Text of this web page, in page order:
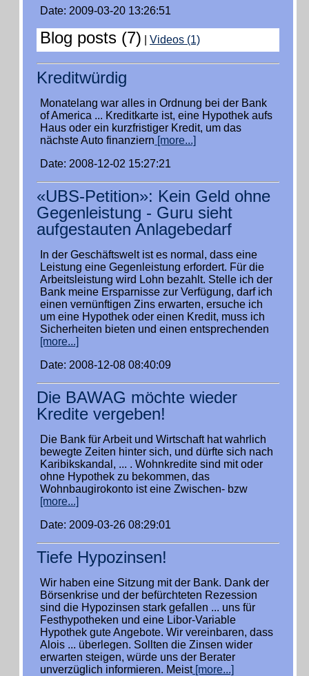
Date: 2009-03-20 13:26:51
Blog posts (7) Videos (1)
Kreditwürdig
Monatelang war alles in Ordnung bei der Bank
of America ... Kreditkarte ist, eine Hypothek aufs
Haus oder ein kurzfristiger Kredit, um das
nächste Auto finanziern [more...]
Date: 2008-12-02 15:27:21
«UBS-Petition»: Kein Geld ohne
Gegenleistung - Guru sieht
aufgestauten Anlagebedarf
In der Geschäftswelt ist es normal, dass eine
Leistung eine Gegenleistung erfordert. Für die
Arbeitsleistung wird Lohn bezahlt. Stelle ich der
Bank meine Ersparnisse zur Verfügung, darf ich
einen vernünftigen Zins erwarten, ersuche ich
um eine Hypothek oder einen Kredit, muss ich
Sicherheiten bieten und einen entsprechenden
[more...]
Date: 2008-12-08 08:40:09
Die BAWAG möchte wieder
Kredite vergeben!
Die Bank für Arbeit und Wirtschaft hat wahrlich
bewegte Zeiten hinter sich, und dürfte sich nach
Karibikskandal, ... . Wohnkredite sind mit oder
ohne Hypothek zu bekommen, das
Wohnbaugirokonto ist eine Zwischen- bzw
[more...]
Date: 2009-03-26 08:29:01
Tiefe Hypozinsen!
Wir haben eine Sitzung mit der Bank. Dank der
Börsenkrise und der befürchteten Rezession
sind die Hypozinsen stark gefallen ... uns für
Festhypotheken und eine Libor-Variable
Hypothek gute Angebote. Wir vereinbaren, dass
Alois ... überlegen. Sollten die Zinsen wider
erwarten steigen, würde uns der Berater
unverzüglich informieren. Meist[more...]